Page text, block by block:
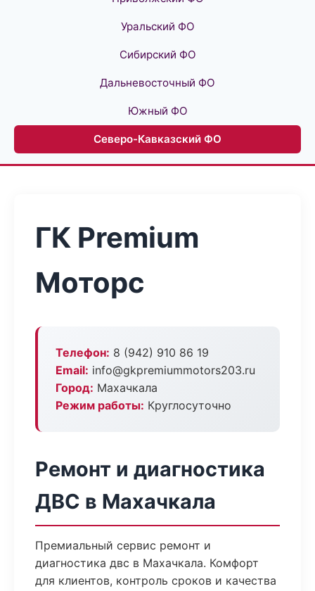
Уральский ФО
Сибирский ФО
Дальневосточный ФО
Южный ФО
Северо-Кавказский ФО
ГК Premium
Моторс
Телефон: 8 (942) 910 86 19
Email: info@gkpremiummotors203.ru
Город: Махачкала
Режим работы: Круглосуточно
Ремонт и диагностика
ДВС в Махачкала
Премиальный сервис ремонт и
диагностика двс в Махачкала. Комфорт
для клиентов, контроль сроков и качества